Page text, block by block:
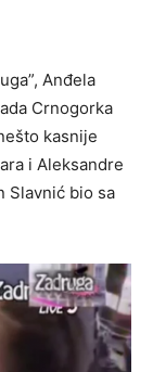
Anđela
Crnogorka
kasnije
i Aleksandre
Slavnić bio sa